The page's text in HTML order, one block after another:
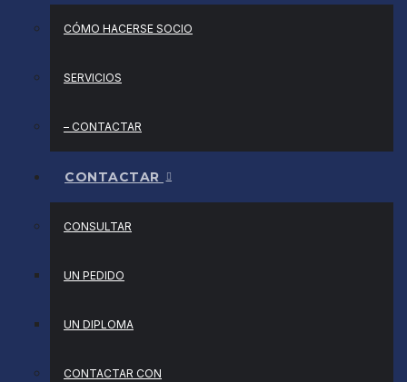
CÓMO HACERSE SOCIO
SERVICIOS
– CONTACTAR
CONTACTAR
CONSULTAR
UN PEDIDO
UN DIPLOMA
CONTACTAR CON